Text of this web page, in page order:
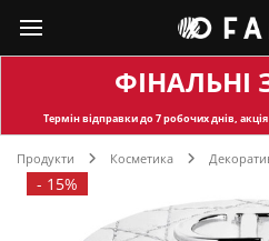
Термін відправкидо 7 робочих днів,
Продукти Косметика
- 15%